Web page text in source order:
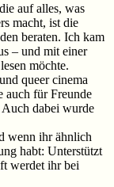
auf alles, was
macht, ist die
beraten. Ich kam
– und mit einer
möchte.
queer cinema
auch für Freunde
dabei wurde
wenn ihr ähnlich
habt: Unterstützt
werdet ihr bei